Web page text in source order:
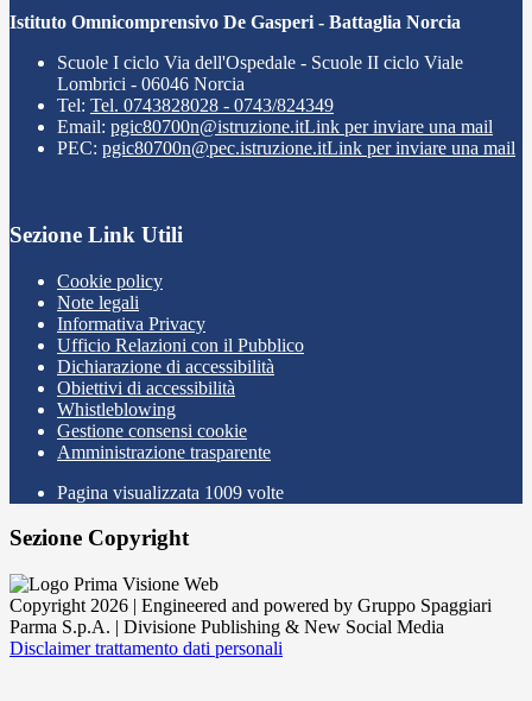
Istituto Omnicomprensivo De Gasperi - Battaglia Norcia
Scuole I ciclo Via dell'Ospedale - Scuole II ciclo Viale
Lombrici - 06046 Norcia
Tel: Tel. 0743828028 - 0743/824349
Email: pgic80700n@istruzione.itLink per inviare una mail
PEC: pgic80700n@pec.istruzione.itLink per inviare una mail
Sezione Link Utili
Cookie policy
Note legali
Informativa Privacy
Ufficio Relazioni con il Pubblico
Dichiarazione di accessibilità
Obiettivi di accessibilità
Whistleblowing
Gestione consensi cookie
Amministrazione trasparente
Pagina visualizzata 1009 volte
Sezione Copyright
Copyright 2026 | Engineered and powered by Gruppo Spaggiari
Parma S.p.A. | Divisione Publishing & New Social Media
Disclaimer trattamento dati personali